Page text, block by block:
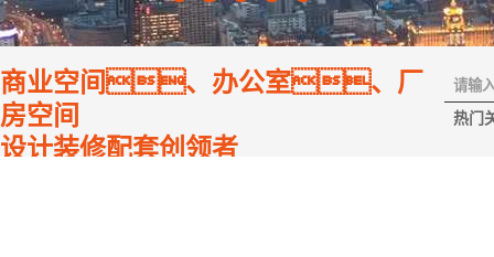
商业空间、办公室、厂
房空间
设计装修配套创领者
热门